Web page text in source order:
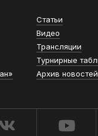
Статьи
Видео
Трансляции
Турнирные
Архив новостей